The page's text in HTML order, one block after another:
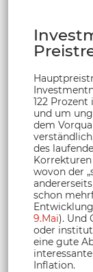
122
und um
dem
des
wovon der
schon
9.Mai). Und
oder
eine gute
Inflation.